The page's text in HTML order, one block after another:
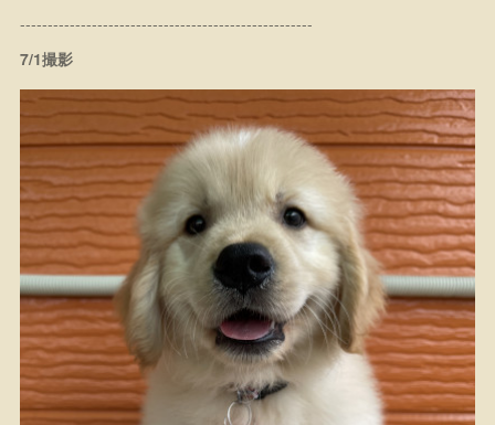
-----------------------------------------------------
7/1撮影